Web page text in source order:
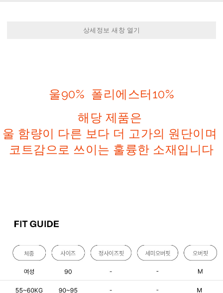
상세정보 새창 열기
울90% 폴리에스터10%
해당 제품은
울 함량이 다른 보다 더 고가의 원단이며
코트감으로 쓰이는 훌륭한 소재입니다